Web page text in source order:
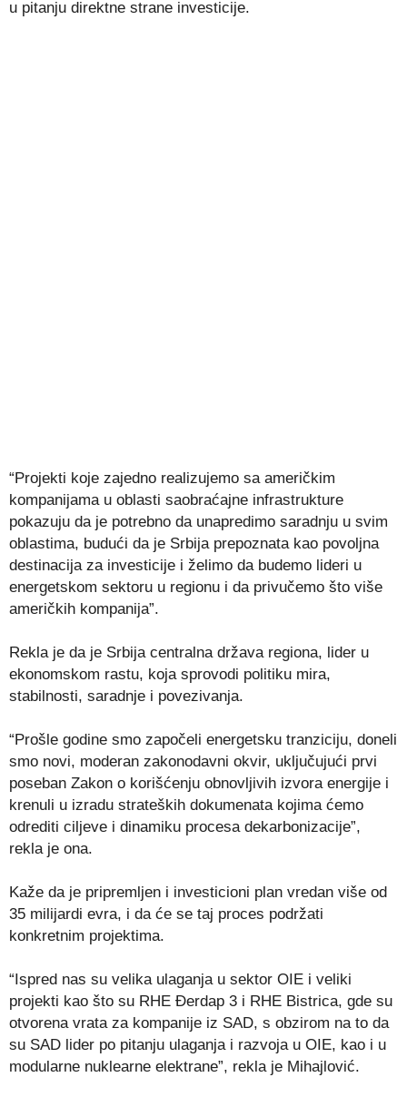
u pitanju direktne strane investicije.
“Projekti koje zajedno realizujemo sa američkim
kompanijama u oblasti saobraćajne infrastrukture
pokazuju da je potrebno da unapredimo saradnju u svim
oblastima, budući da je Srbija prepoznata kao povoljna
destinacija za investicije i želimo da budemo lideri u
energetskom sektoru u regionu i da privučemo što više
američkih kompanija”.
Rekla je da je Srbija centralna država regiona, lider u
ekonomskom rastu, koja sprovodi politiku mira,
stabilnosti, saradnje i povezivanja.
“Prošle godine smo započeli energetsku tranziciju, doneli
smo novi, moderan zakonodavni okvir, uključujući prvi
poseban Zakon o korišćenju obnovljivih izvora energije i
krenuli u izradu strateških dokumenata kojima ćemo
odrediti ciljeve i dinamiku procesa dekarbonizacije”,
rekla je ona.
Kaže da je pripremljen i investicioni plan vredan više od
35 milijardi evra, i da će se taj proces podržati
konkretnim projektima.
“Ispred nas su velika ulaganja u sektor OIE i veliki
projekti kao što su RHE Đerdap 3 i RHE Bistrica, gde su
otvorena vrata za kompanije iz SAD, s obzirom na to da
su SAD lider po pitanju ulaganja i razvoja u OIE, kao i u
modularne nuklearne elektrane”, rekla je Mihajlović.